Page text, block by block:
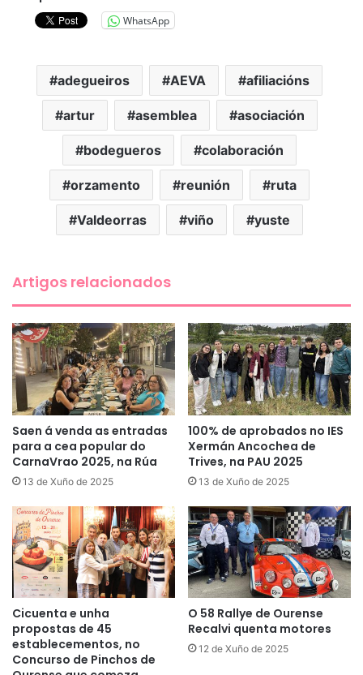
WhatsApp
adegueiros AEVA afiliacións
artur asemblea asociación
bodegueros colaboración
orzamento reunión ruta
Valdeorras viño yuste
Artigos relacionados
Saen á venda as entradas
para a cea popular do
CarnaVrao 2025, na Rúa
13 de Xuño de 2025
100% de aprobados no IES
Xermán Ancochea de
Trives, na PAU 2025
13 de Xuño de 2025
Cicuenta e unha
propostas de 45
establecementos, no
Concurso de Pinchos de
O 58 Rallye de Ourense
Recalvi quenta motores
12 de Xuño de 2025